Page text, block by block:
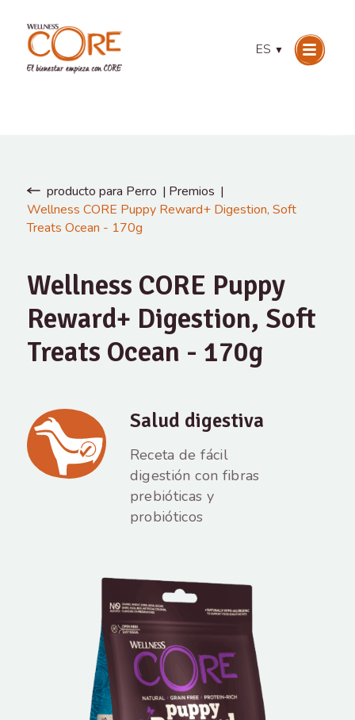
ES ▼
producto para Perro
Premios
Wellness CORE Puppy Reward+ Digestion, Soft
Treats Ocean - 170g
Wellness CORE Puppy
Reward+ Digestion, Soft
Treats Ocean - 170g
Salud digestiva
Receta de fácil
digestión con fibras
prebióticas y
probióticos